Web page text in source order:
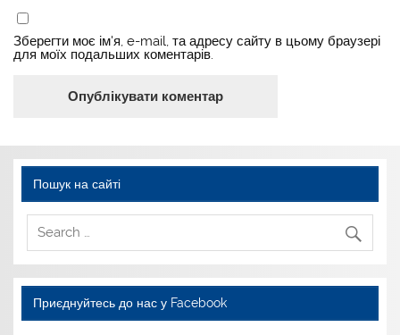
Зберегти моє ім'я, e-mail, та адресу сайту в цьому браузері
для моїх подальших коментарів.
Пошук на сайті
Приєднуйтесь до нас у Facebook